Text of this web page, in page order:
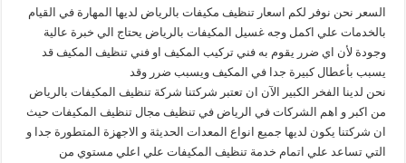
السعر نحن نوفر لكم اسعار تنظيف مكيفات بالرياض لديها المهارة في القيام
بالخدمات علي اكمل وجه غسيل المكيفات بالرياض يحتاج الي خبرة عالية
وجودة لأن اي ضرر يقوم به فني تركيب المكيف او فني تنظيف المكيف قد
يسبب بأعطال كبيرة جدا في المكيف ويسبب ضرر وقد
نحن لدينا الفخر الكبير الآن ان تعتبر شركتنا شركة تنظيف المكيفات بالرياض
من اكبر و اهم الشركات في الرياض في تنظيف مجال تنظيف المكيفات حيث
ان شركتنا يكون لديها جميع انواع المعدات الحديثة و الاجهزة المتطورة جدا و
التي تساعد علي اتمام خدمة تنظيف المكيفات علي اعلي مستوي من